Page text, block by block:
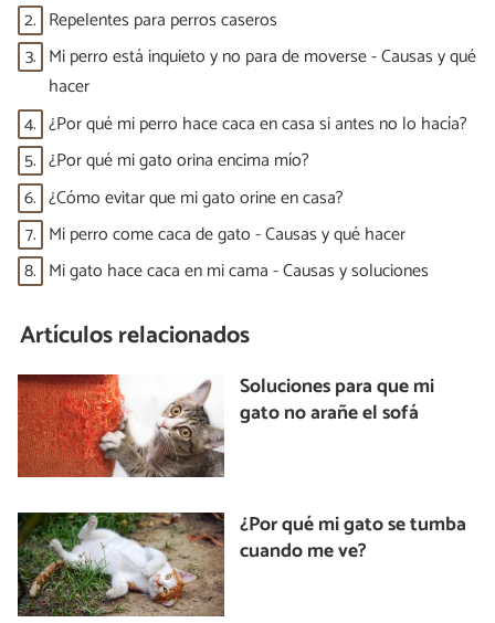
2. Repelentes para perros caseros
3. Mi perro está inquieto y no para de moverse - Causas y qué
hacer
4. ¿Por qué mi perro hace caca en casa si antes no lo hacía?
5. ¿Por qué mi gato orina encima mío?
6. ¿Cómo evitar que mi gato orine en casa?
7. Mi perro come caca de gato - Causas y qué hacer
8. Mi gato hace caca en mi cama - Causas y soluciones
Artículos relacionados
Soluciones para que mi
gato no arañe el sofá
¿Por qué mi gato se tumba
cuando me ve?